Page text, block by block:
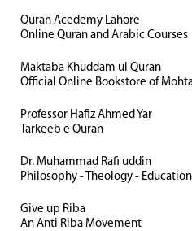
Quran Acedemy Lahore
Online Quran and Arabic Courses
Maktaba Khuddam ul Quran
Official Online Bookstore of
Professor Hafiz Ahmed Yar
Tarkeeb e Quran
Dr. Muhammad Rafi uddin
Philosophy - Theology - Education
Give up Riba
An Anti Riba Movement